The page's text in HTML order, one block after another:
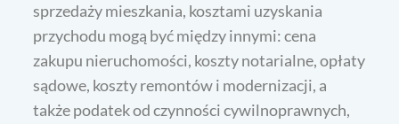
sprzedaży mieszkania, kosztami uzyskania
przychodu mogą być między innymi: cena
zakupu nieruchomości, koszty notarialne, opłaty
sądowe, koszty remontów i modernizacji, a
także podatek od czynności cywilnoprawnych,